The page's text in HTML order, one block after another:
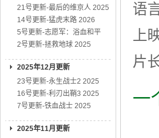
21号更新-最后的维京人 2025
14号更新-猛虎末路 2026
5号更新-志愿军：浴血和平
2号更新-拯救地球 2025
2025年12月更新
23号更新-永生战士2 2025
16号更新-利刃出鞘3 2025
7号更新-铁血战士 2025
2025年11月更新
语
上
片
一